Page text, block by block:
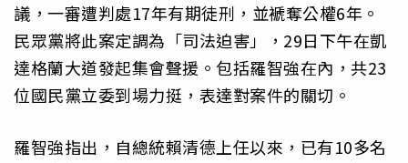
議，一審遭判處17年有期徒刑，並褫奪公權6年。
民眾黨將此案定調為「司法迫害」，29日下午在凱
達格蘭大道發起集會聲援。包括羅智強在內，共23
位國民黨立委到場力挺，表達對案件的關切。
羅智強指出，自總統賴清德上任以來，已有10多名